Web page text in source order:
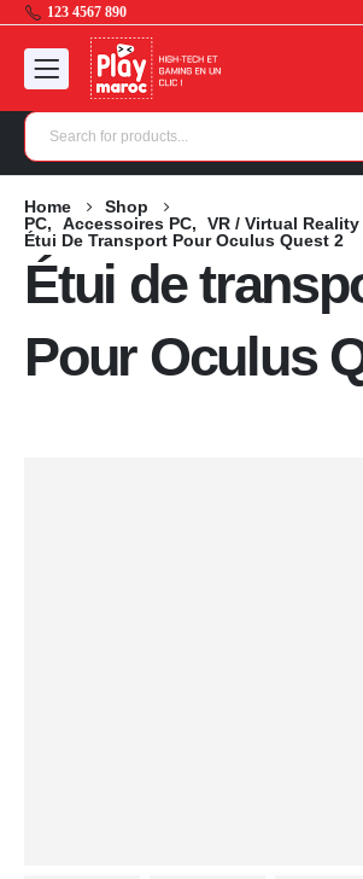
123 4567 890
Home
Shop
PC, Accessoires PC,
VR / Virtual Reality
Étui De Transport Pour Oculus Quest 2
Étui de
Pour Oculus